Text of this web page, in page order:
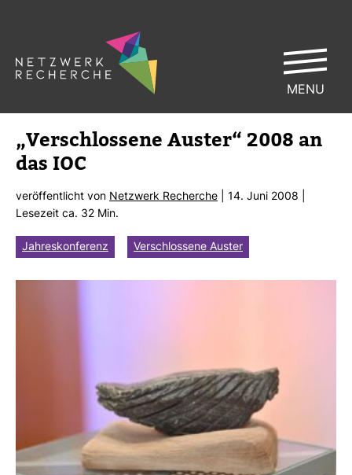
„Ver­schlos­sene Auster“ 2008 an
das IOC
ver­öf­fent­licht von Netz­werk Recherche | 14. Juni 2008 |
Lese­zeit ca. 32 Min.
Jahreskonferenz Verschlossene Auster
MENU